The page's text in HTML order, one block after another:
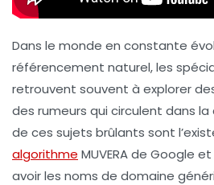
Dans le monde en constante
référencement naturel, les
retrouvent souvent à explorer
des rumeurs qui circulent dans
de ces sujets brûlants sont
algorithme MUVERA de Google
avoir les noms de domaine